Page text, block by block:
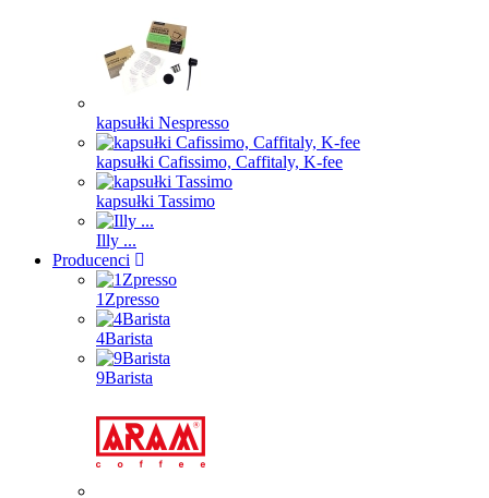
kapsułki Nespresso
kapsułki Cafissimo, Caffitaly, K-fee
kapsułki Tassimo
Illy ...
Producenci
1Zpresso
4Barista
9Barista